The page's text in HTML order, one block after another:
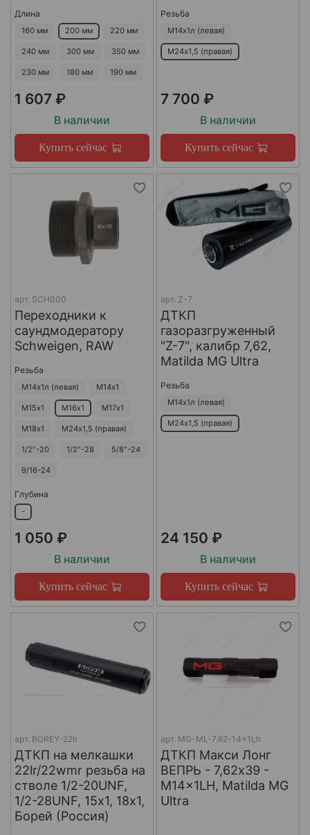
Длина
160 мм 200 мм 220 мм
240 мм 300 мм 350 мм
230 мм 180 мм 190 мм
1 607 ₽
В наличии
Купить сейчас
Резьба
М14х1л (левая)
М24х1,5 (правая)
7 700 ₽
В наличии
Купить сейчас
арт. SCH000
Переходники к
саундмодератору
Schweigen, RAW
Резьба
М14х1л (левая) М14х1
М15х1 М16х1 М17х1
М18х1 М24х1,5 (правая)
1/2"-20 1/2"-28 5/8"-24
9/16-24
Глубина
-
1 050 ₽
В наличии
Купить сейчас
арт. Z-7
ДТКП
газоразгруженный
"Z-7", калибр 7,62,
Matilda MG Ultra
Резьба
М14х1л (левая)
М24х1,5 (правая)
24 150 ₽
В наличии
Купить сейчас
арт. BOREY-22lr
ДТКП на мелкашки
22lr/22wmr резьба на
стволе 1/2-20UNF,
1/2-28UNF, 15х1, 18х1,
Борей (Россия)
арт. MG-ML-7.62-14x1Lh
ДТКП Макси Лонг
ВЕПРЬ - 7,62x39 -
M14x1LH, Matilda MG
Ultra